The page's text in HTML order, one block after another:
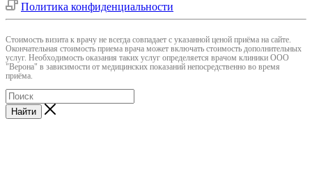
Политика конфиденциальности
Cтоимость визита к врачу не всегда совпадает с указанной ценой приёма на сайте.
Окончательная стоимость приема врача может включать стоимость дополнительных
услуг. Необходимость оказания таких услуг определяется врачом клиники ООО
"Верона" в зависимости от медицинских показаний непосредственно во время
приёма.
Найти